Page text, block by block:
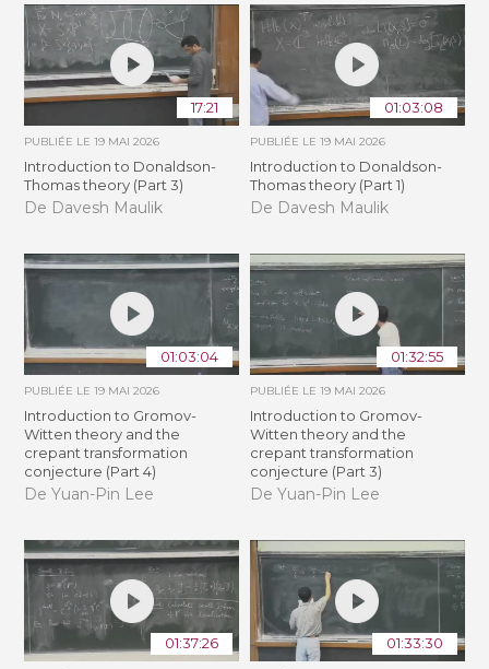
17:21
PUBLIÉE LE19 MAI 2026
Introduction to Donaldson-
Thomas theory (Part 3)
De Davesh Maulik
01:03:08
PUBLIÉE LE 19 MAI 2026
Introduction to Donaldson-
Thomas theory (Part 1)
De Davesh Maulik
01:03:04
PUBLIÉE LE19 MAI 2026
Introduction to Gromov-
Witten theory and the
crepant transformation
conjecture (Part 4)
De Yuan-Pin Lee
01:32:55
PUBLIÉE LE 19 MAI 2026
Introduction to Gromov-
Witten theory and the
crepant transformation
conjecture (Part 3)
De Yuan-Pin Lee
01:37:26 01:33:30